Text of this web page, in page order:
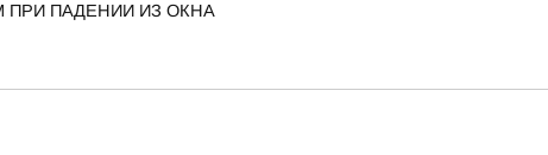
ПРИ ПАДЕНИИ ИЗ ОКНА